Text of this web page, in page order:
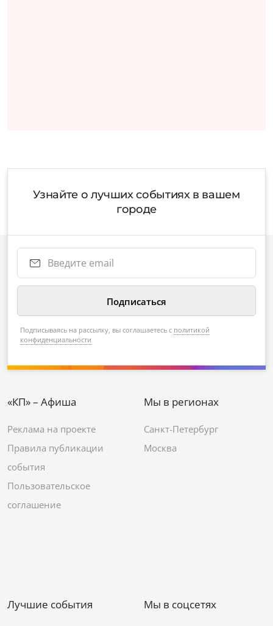
Узнайте о лучших событиях в вашем
городе
Подписываясь на рассылку, вы соглашаетесь с политикой
конфиденциальности
«КП» – Афиша
Реклама на проекте
Правила публикации
события
Пользовательское
соглашение
Мы в регионах
Санкт-Петербург
Москва
Лучшие события Мы в соцсетях